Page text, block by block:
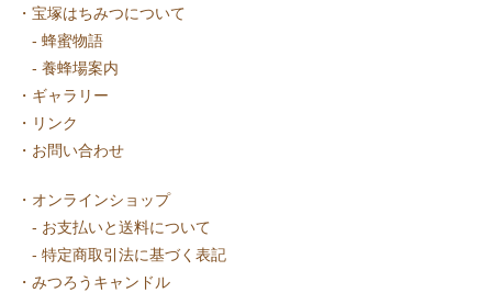
・ 宝塚はちみつについて
- 蜂蜜物語
- 養蜂場案内
・ ギャラリー
・ リンク
・ お問い合わせ
・ オンラインショップ
- お支払いと送料について
- 特定商取引法に基づく表記
・ みつろうキャンドル